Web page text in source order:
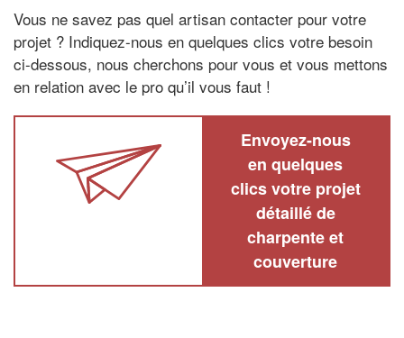
Vous ne savez pas quel artisan contacter pour votre
projet ? Indiquez-nous en quelques clics votre besoin
ci-dessous, nous cherchons pour vous et vous mettons
en relation avec le pro qu’il vous faut !
Envoyez-nous
en quelques
clics votre projet
détaillé de
charpente et
couverture